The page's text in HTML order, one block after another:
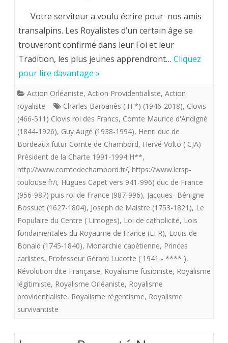
les
récentes.
(**)
ACTION
LES
Votre serviteur a voulu écrire pour nos amis
transalpins. Les Royalistes d’un certain âge se
trouveront confirmé dans leur Foi et leur
Tradition, les plus jeunes apprendront… Cliquez
pour lire davantage »
Action Orléaniste, Action Providentialiste, Action
royaliste
Charles Barbanès ( H *) (1946-2018), Clovis
(466-511) Clovis roi des Francs, Comte Maurice d'Andigné
(1844-1926), Guy Augé (1938-1994), Henri duc de
Bordeaux futur Comte de Chambord, Hervé Volto ( CJA)
Président de la Charte 1991-1994 H**,
http://www.comtedechambord.fr/, https://www.icrsp-
toulouse.fr/i, Hugues Capet vers 941-996) duc de France
(956-987) puis roi de France (987-996), Jacques- Bénigne
Bossuet (1627-1804), Joseph de Maistre (1753-1821), Le
Populaire du Centre ( Limoges), Loi de catholicité, Lois
fondamentales du Royaume de France (LFR), Louis de
Bonald (1745-1840), Monarchie capétienne, Princes
carlistes, Professeur Gérard Lucotte ( 1941 - **** ),
Révolution dite Française, Royalisme fusioniste, Royalisme
légitimiste, Royalisme Orléaniste, Royalisme
providentialiste, Royalisme régentisme, Royalisme
survivantiste